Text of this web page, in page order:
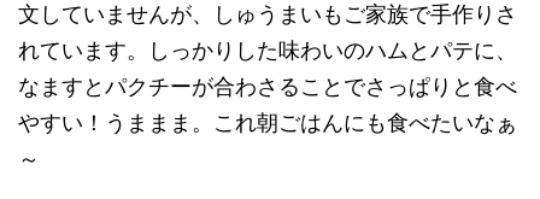
文していませんが、しゅうまいもご家族で手作りさ
れています。しっかりした味わいのハムとパテに、
なますとパクチーが合わさることでさっぱりと食べ
やすい！うままま。これ朝ごはんにも食べたいなぁ
～